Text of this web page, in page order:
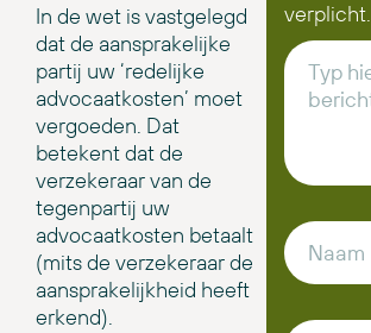
In de wet is vastgelegd
dat de aansprakelijke
partij uw ‘redelijke
advocaatkosten’ moet
vergoeden. Dat
betekent dat de
verzekeraar van de
tegenpartij uw
advocaatkosten betaalt
(mits de verzekeraar de
aansprakelijkheid heeft
erkend).
verplicht.